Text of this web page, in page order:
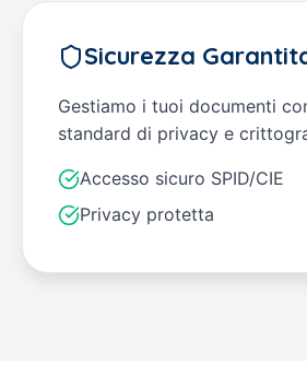
Sicurezza
Gestiamo i tuoi documenti
standard di privacy e
Accesso sicuro SPID/CIE
Privacy protetta